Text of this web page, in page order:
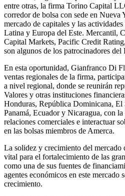
entre otras, la firma Torino Capital
corredor de bolsa con sede en Nueva
mercado de capitales y las
Latina y Europa del Este. Mercantil,
Capital Markets, Pacific Credit
son algunos de los patrocinadores del
En esta oportunidad, Gianfranco Di
ventas regionales de la firma,
a nivel regional, donde se reunirán
Valores y otras instituciones
Honduras, República Dominicana, El
Panamá, Ecuador y Nicaragua, con
relaciones comerciales e interactuar
en las bolsas miembros de Amerca.
La solidez y crecimiento del mercado
vital para el fortalecimiento de las
como una de sus fuentes de
agentes económicos en este mercado
crecimiento.